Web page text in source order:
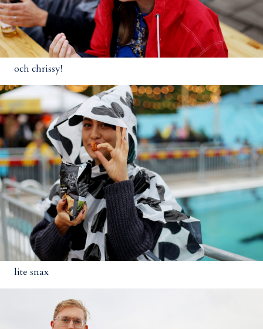
och chrissy!
lite snax